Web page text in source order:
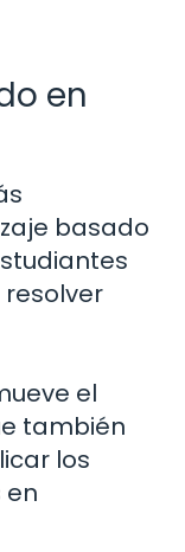
en
basado
el
también
los
en